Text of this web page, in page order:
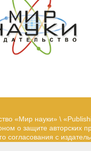
«Мир науки» \
о защите авторских
согласования с